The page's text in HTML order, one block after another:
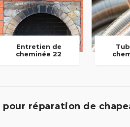
Entretien de
cheminée 22
réparation de